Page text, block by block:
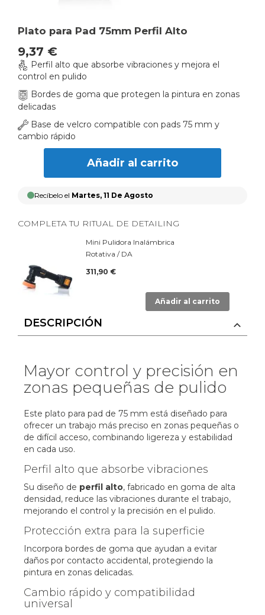
Plato para Pad 75mm Perfil Alto
9,37 €
Perfil alto que absorbe vibraciones y mejora el
control en pulido
Bordes de goma que protegen la pintura en zonas
delicadas
Base de velcro compatible con pads 75 mm y
cambio rápido
Añadir al carrito
Recíbelo el Martes, 11 De Agosto
COMPLETA TU RITUAL DE DETAILING
Mini Pulidora Inalámbrica
Rotativa / DA
311,90 €
Añadir al carrito
Skip
the
beginning
of
the
images
gallery
DESCRIPCIÓN
Mayor control y precisión en
zonas pequeñas de pulido
Este plato para pad de 75 mm está diseñado para
ofrecer un trabajo más preciso en zonas pequeñas o
de difícil acceso, combinando ligereza y estabilidad
en cada uso.
Perfil alto que absorbe vibraciones
Su diseño de perfil alto, fabricado en goma de alta
densidad, reduce las vibraciones durante el trabajo,
mejorando el control y la precisión en el pulido.
Protección extra para la superficie
Incorpora bordes de goma que ayudan a evitar
daños por contacto accidental, protegiendo la
pintura en zonas delicadas.
Cambio rápido y compatibilidad
universal